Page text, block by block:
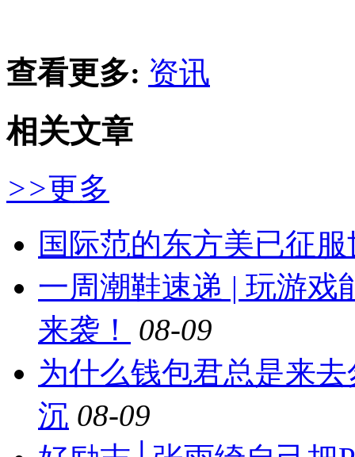
查看更多: 资讯
相关文章
>>更多
国际范的东方美已征
一周潮鞋速递 | 玩游戏
来袭！
08-09
为什么钱包君总是来
沉 08-09